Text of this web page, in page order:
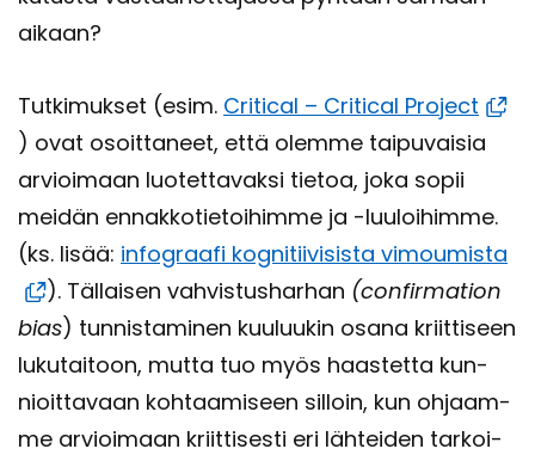
ai­kaan?
Tut­ki­muk­set (esim. Cri­tical – Cri­tical Pro­ject
) ovat osoit­ta­neet, että olem­me tai­pu­vai­sia
ar­vioi­maan luo­tet­ta­vak­si tie­toa, joka sopii
mei­dän en­nak­ko­tie­toi­him­me ja -​luuloihimme.
(ks. lisää: in­fo­graa­fi kog­ni­tii­vi­sis­ta vi­mou­mis­ta
). Täl­lai­sen vah­vis­tus­har­han (con­fir­ma­tion
bias) tun­nis­ta­mi­nen kuu­luu­kin osana kriit­ti­seen
lu­ku­tai­toon, mutta tuo myös haas­tet­ta kun­
nioit­ta­vaan koh­taa­mi­seen sil­loin, kun oh­jaam­
me ar­vioi­maan kriit­ti­ses­ti eri läh­tei­den tar­koi­